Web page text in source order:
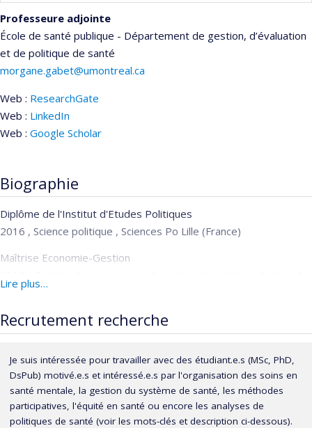
Professeure adjointe
École de santé publique - Département de gestion, d’évaluation
et de politique de santé
morgane.gabet@umontreal.ca
Web : ResearchGate
Web : LinkedIn
Web : Google Scholar
Biographie
Diplôme de l'Institut d'Etudes Politiques
2016 , Science politique , Sciences Po Lille (France)
Maîtrise Economie-Gestion
Université Paris2-Panthéon-Assas (France)
Doctorat en santé publique, option système organisation et
politique de santé
2023 , Santé publique , Université de Montréal (Canada)
Post-doctorat en organisation des soins en santé mentale
2024 , VITAM centre de recherche en santé durable , Université
Laval (Canada)
Lire plus…
Recrutement recherche
Je suis intéressée pour travailler avec des étudiant.e.s (MSc, PhD,
DsPub) motivé.e.s et intéressé.e.s par l'organisation des soins en
santé mentale, la gestion du système de santé, les méthodes
participatives, l'équité en santé ou encore les analyses de
politiques de santé (voir les mots-clés et description ci-dessous).